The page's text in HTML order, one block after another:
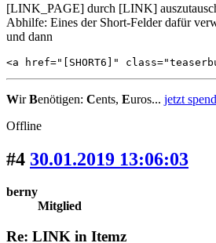
[LINK_PAGE] durch [LINK]
Abhilfe: Eines der Short-Felder dafür
und dann
<a href="[SHORT6]"
WirBenötigen: Cents, Euros... jetzt
Offline
#4 30.01.2019 13:06:03
berny
Mitglied
Re: LINK in Itemz